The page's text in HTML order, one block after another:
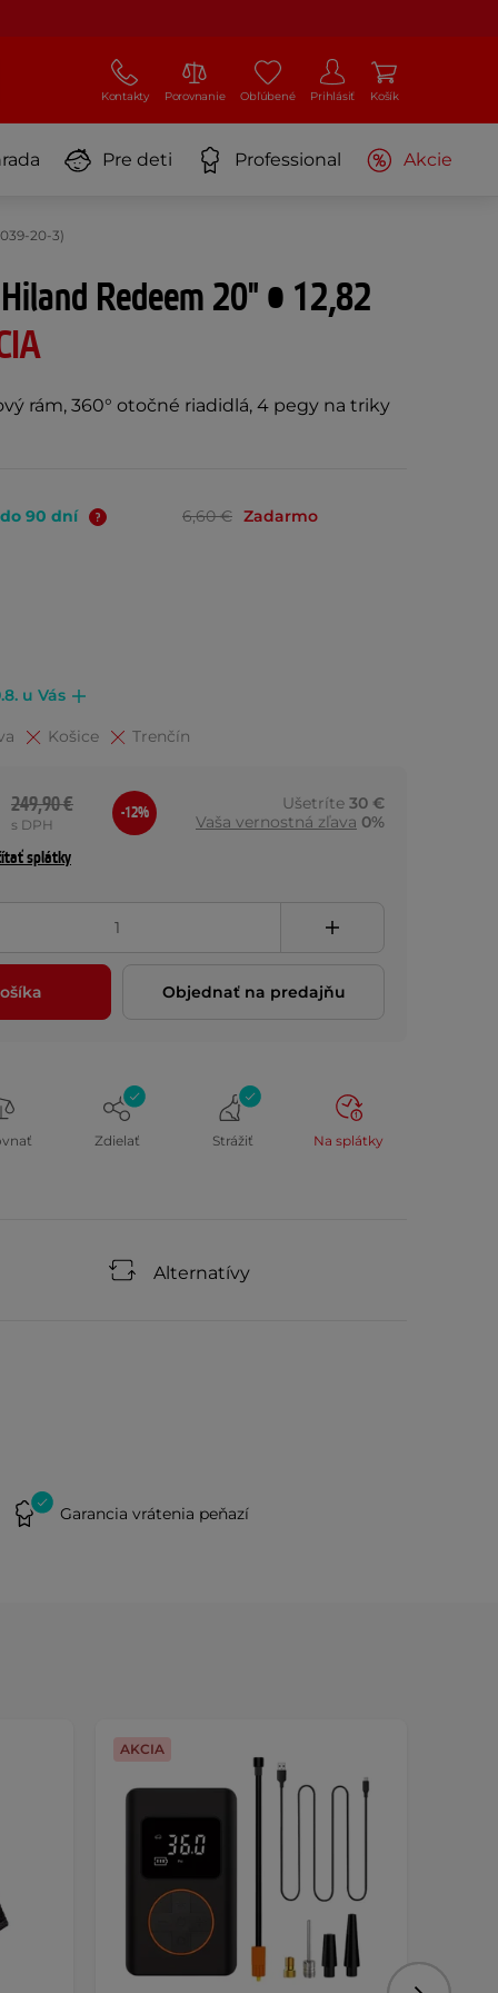
Kontakty Porovnanie Obľúbené Prihlásiť Košík
Pre deti Professional Akcie
20-3)
Redeem 20" • 12,82
rám, 360° otočné riadidlá, 4 pegy na triky
90 dní 6,60 € Zadarmo
u Vás
Košice Trenčín
249,90 €
s DPH
-12% Ušetríte 30 €
Vaša vernostná zľava 0%
splátky
Objednať na predajňu
Zdielať Strážiť Na splátky
Alternatívy
Garancia vrátenia peňazí
AKCIA